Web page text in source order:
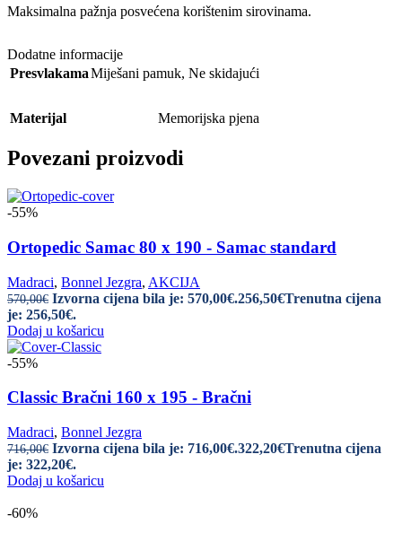
Maksimalna pažnja posvećena korištenim sirovinama.
Dodatne informacije
PresvlakamaMiješani pamuk, Ne skidajući
Materijal Memorijska pjena
Povezani proizvodi
-55%
Ortopedic Samac 80 x 190 - Samac standard
Madraci, Bonnel Jezgra, AKCIJA
570,00€ Izvorna cijena bila je: 570,00€.256,50€Trenutna cijena
je: 256,50€.
Dodaj u košaricu
-55%
Classic Bračni 160 x 195 - Bračni
Madraci, Bonnel Jezgra
716,00€ Izvorna cijena bila je: 716,00€.322,20€Trenutna cijena
je: 322,20€.
Dodaj u košaricu
-60%